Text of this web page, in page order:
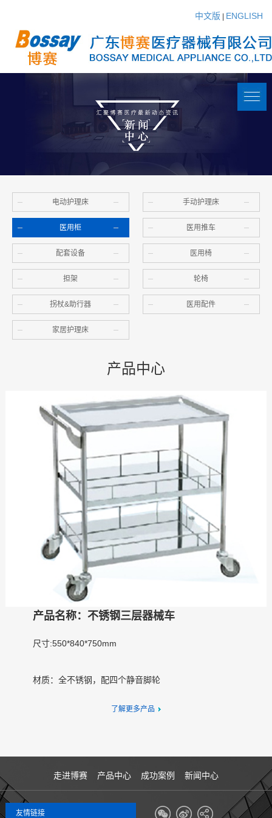
中文版 ENGLISH
电动护理床 手动护理床
医用柜 医用推车
配套设备 医用椅
担架 轮椅
拐杖&助行器 医用配件
家居护理床
产品中心
产品名称：不锈钢三层器械车
尺寸:550*840*750mm
材质：全不锈钢，配四个静音脚轮
了解更多产品
走进博赛 产品中心 成功案例 新闻中心
友情链接